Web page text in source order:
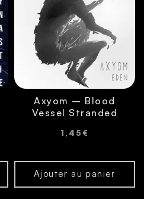
Axyom – Blood
Vessel Stranded
1,45 €
Ajouter au panier